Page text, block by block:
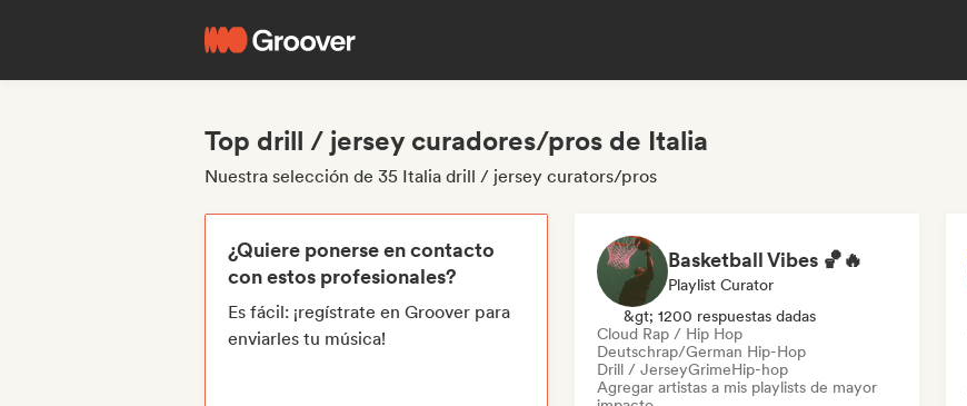
Top drill / jersey curadores/pros de Italia
Nuestra selección de 35 Italia drill / jersey curators/pros
¿Quiere ponerse en contacto
con estos profesionales?
Es fácil: ¡regístrate en Groover para
enviarles tu música!
Basketball Vibes 🏀🔥
Playlist Curator
&gt; 1200 respuestas dadas
Cloud Rap / Hip Hop
Deutschrap/German Hip-Hop
Drill / JerseyGrimeHip-hop
Agregar artistas a mis playlists de mayor